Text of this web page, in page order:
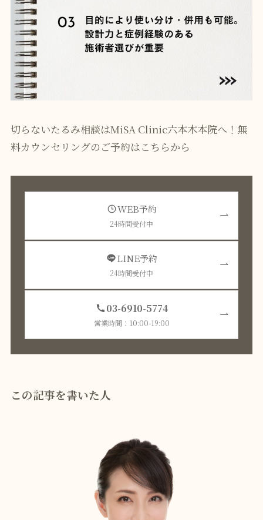
切らないたるみ相談はMiSA Clinic六本木本院へ！無
料カウンセリングのご予約はこちらから
WEB予約
24時間受付中
LINE予約
24時間受付中
03-6910-5774
営業時間：10:00-19:00
この記事を書いた人